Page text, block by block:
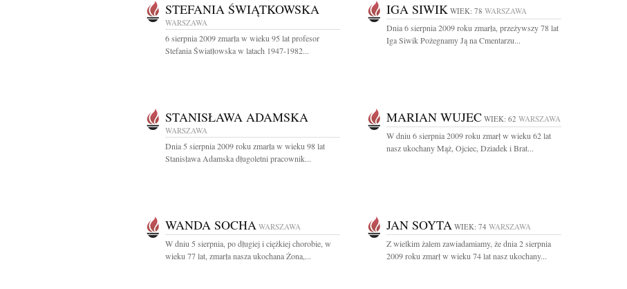
STEFANIA ŚWIĄTKOWSKA
WARSZAWA
6 sierpnia 2009 zmarła w wieku 95 lat profesor
Stefania Światłowska w latach 1947-1982...
IGA SIWIK WIEK: 78 WARSZAWA
Dnia 6 sierpnia 2009 roku zmarła, przeżywszy 78 lat
Iga Siwik Pożegnamy Ją na Cmentarzu...
STANISŁAWA ADAMSKA
WARSZAWA
Dnia 5 sierpnia 2009 roku zmarła w wieku 98 lat
Stanisława Adamska długoletni pracownik...
MARIAN WUJEC WIEK: 62 WARSZAWA
W dniu 6 sierpnia 2009 roku zmarł w wieku 62 lat
nasz ukochany Mąż, Ojciec, Dziadek i Brat...
WANDA SOCHA WARSZAWA
W dniu 5 sierpnia, po długiej i ciężkiej chorobie, w
wieku 77 lat, zmarła nasza ukochana Żona,...
JAN SOYTA WIEK: 74 WARSZAWA
Z wielkim żalem zawiadamiamy, że dnia 2 sierpnia
2009 roku zmarł w wieku 74 lat nasz ukochany...